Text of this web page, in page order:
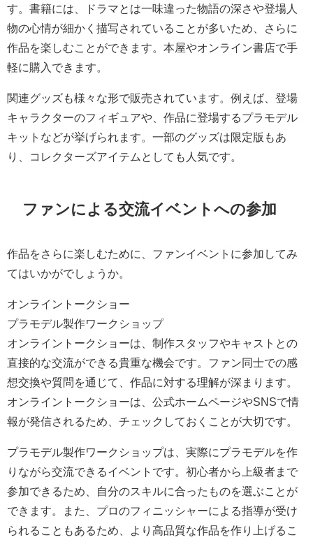
す。書籍には、ドラマとは一味違った物語の深さや登場人
物の心情が細かく描写されていることが多いため、さらに
作品を楽しむことができます。本屋やオンライン書店で手
軽に購入できます。
関連グッズも様々な形で販売されています。例えば、登場
キャラクターのフィギュアや、作品に登場するプラモデル
キットなどが挙げられます。一部のグッズは限定版もあ
り、コレクターズアイテムとしても人気です。
ファンによる交流イベントへの参加
作品をさらに楽しむために、ファンイベントに参加してみ
てはいかがでしょうか。
オンライントークショー
プラモデル製作ワークショップ
オンライントークショーは、制作スタッフやキャストとの
直接的な交流ができる貴重な機会です。ファン同士での感
想交換や質問を通じて、作品に対する理解が深まります。
オンライントークショーは、公式ホームページやSNSで情
報が発信されるため、チェックしておくことが大切です。
プラモデル製作ワークショップは、実際にプラモデルを作
りながら交流できるイベントです。初心者から上級者まで
参加できるため、自分のスキルに合ったものを選ぶことが
できます。また、プロのフィニッシャーによる指導が受け
られることもあるため、より高品質な作品を作り上げるこ